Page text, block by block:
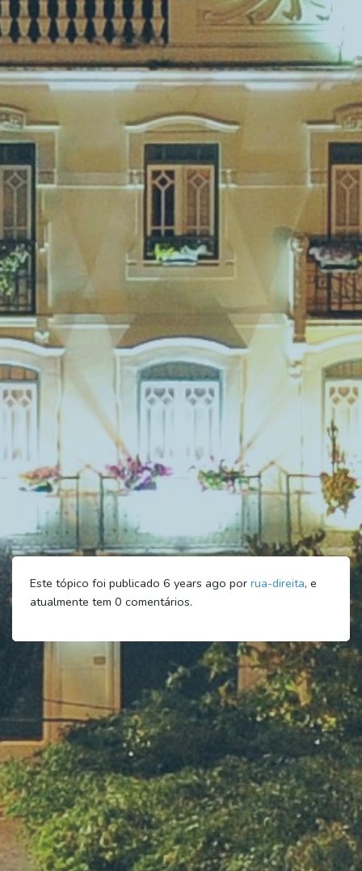
Este tópico foi publicado 6 years ago por rua-direita, e
atualmente tem 0 comentários.